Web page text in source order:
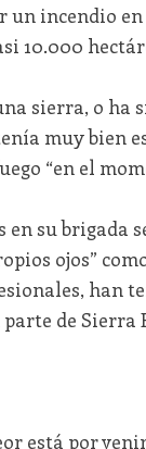
incendio
10.000
sierra, o
muy bien
“en el
su brigada
ojos”
han
de Sierra
está por